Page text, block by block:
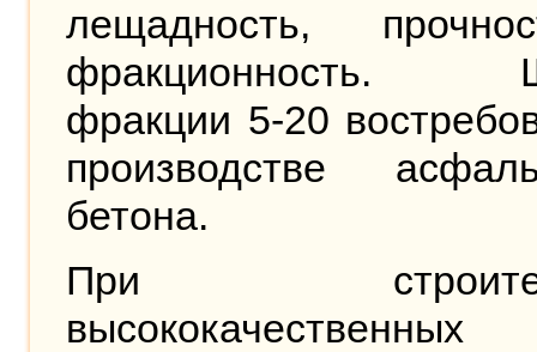
лещадность,
фракционность.
фракции 5-20
производстве
бетона.
При
высококачественных